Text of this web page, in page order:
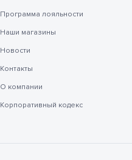
Программа лояльности
Наши магазины
Новости
Контакты
О компании
Корпоративный кодекс